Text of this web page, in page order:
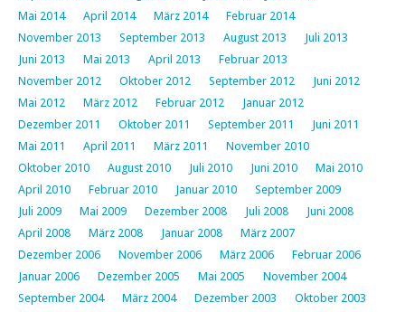
Mai 2014
April 2014 März 2014
Februar 2014
November 2013
September 2013 August 2013
Juli 2013
Juni 2013
Mai 2013 April 2013
Februar 2013
November 2012
Oktober 2012 September 2012
Juni 2012
Mai 2012
März 2012 Februar 2012
Januar 2012
Dezember 2011
Oktober 2011 September 2011
Juni 2011
Mai 2011
April 2011 März 2011
November 2010
Oktober 2010
August 2010 Juli 2010 Juni 2010
Mai 2010
April 2010
Februar 2010 Januar 2010
September 2009
Juli 2009
Mai 2009 Dezember 2008 Juli 2008
Juni 2008
April 2008
März 2008 Januar 2008
März 2007
Dezember 2006
November 2006 März 2006
Februar 2006
Januar 2006
Dezember 2005 Mai 2005
November 2004
September 2004
März 2004 Dezember 2003 Oktober 2003